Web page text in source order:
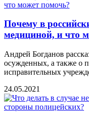
Почему в
медициной, и что
Андрей Богданов
осужденных, а также о
исправительных
24.05.2021